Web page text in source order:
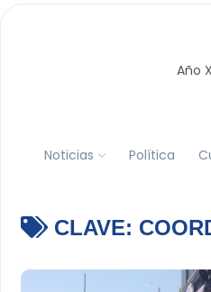
Año
Noticias Política
CLAVE: